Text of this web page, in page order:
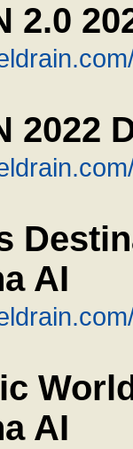
2.0
2022
AI
AI